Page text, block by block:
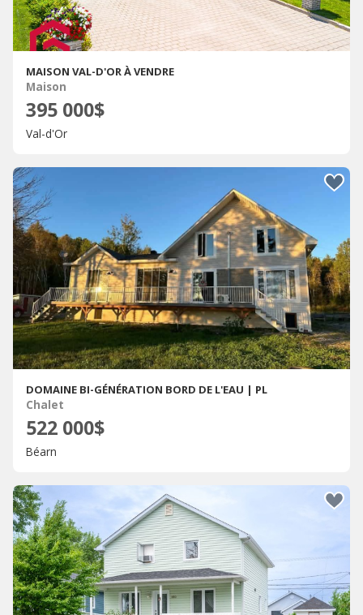
MAISON VAL-D'OR À VENDRE
Maison
395 000$
Val-d'Or
DOMAINE BI-GÉNÉRATION BORD DE L'EAU | PL
Chalet
522 000$
Béarn